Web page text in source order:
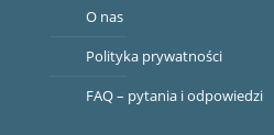
O nas
Polityka prywatności
FAQ – pytania i odpowiedzi